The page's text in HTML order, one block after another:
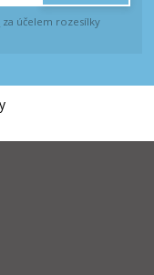
za účelem rozesílky